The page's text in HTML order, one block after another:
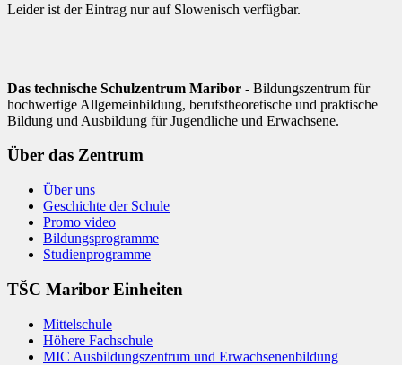
Leider ist der Eintrag nur auf Slowenisch verfügbar.
Das technische Schulzentrum Maribor - Bildungszentrum für
hochwertige Allgemeinbildung, berufstheoretische und praktische
Bildung und Ausbildung für Jugendliche und Erwachsene.
Über das Zentrum
Über uns
Geschichte der Schule
Promo video
Bildungsprogramme
Studienprogramme
TŠC Maribor Einheiten
Mittelschule
Höhere Fachschule
MIC Ausbildungszentrum und Erwachsenenbildung